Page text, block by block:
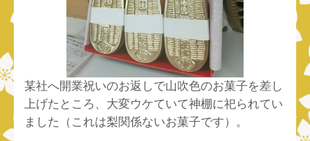
某社へ開業祝いのお返しで山吹色のお菓子を差し
上げたところ、大変ウケていて神棚に祀られてい
ました（これは梨関係ないお菓子です）。